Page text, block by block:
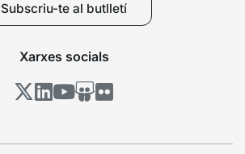
Subscriu-te al butlletí
Xarxes socials